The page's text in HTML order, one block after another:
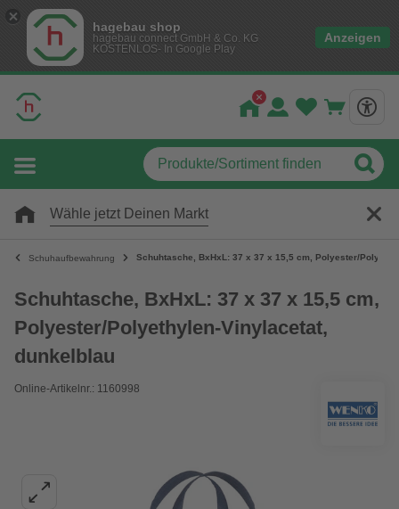
hagebau shop
hagebau connect GmbH & Co. KG
KOSTENLOS- In Google Play
Anzeigen
Wähle jetzt Deinen Markt
Schuhaufbewahrung Schuhtasche, BxHxL: 37 x 37 x 15,5 cm, Polyester/
Schuhtasche, BxHxL: 37 x 37 x 15,5 cm,
Polyester/Polyethylen-Vinylacetat,
dunkelblau
Online-Artikelnr.: 1160998